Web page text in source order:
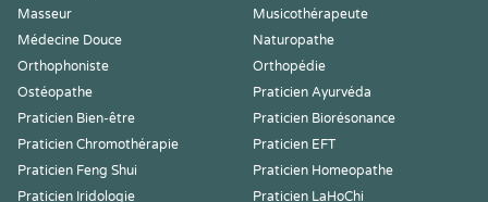
Masseur
Musicothérapeute
Médecine Douce
Naturopathe
Orthophoniste
Orthopédie
Ostéopathe
Praticien Ayurvéda
Praticien Bien-être
Praticien Biorésonance
Praticien Chromothérapie
Praticien EFT
Praticien Feng Shui
Praticien Homeopathe
Praticien Iridologie
Praticien LaHoChi